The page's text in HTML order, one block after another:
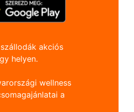
akciós
helyen.
wellness
a